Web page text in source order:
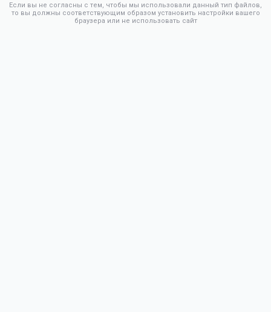
Если вы не согласны с тем, чтобы мы использовали данный тип файлов,
то вы должны соответствующим образом установить настройки вашего
браузера или не использовать сайт